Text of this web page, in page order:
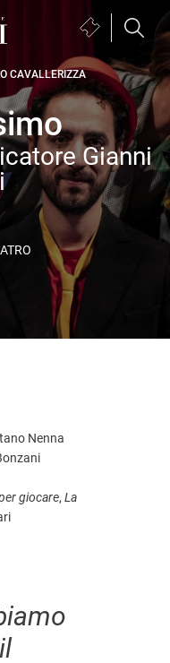
Biglietteria
apre
in
una
nuova
finestra)
CAVALLERIZZA
Gianni
Nenna
giocare, La